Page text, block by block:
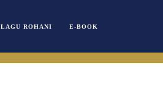
LAGU ROHANI E-BOOK